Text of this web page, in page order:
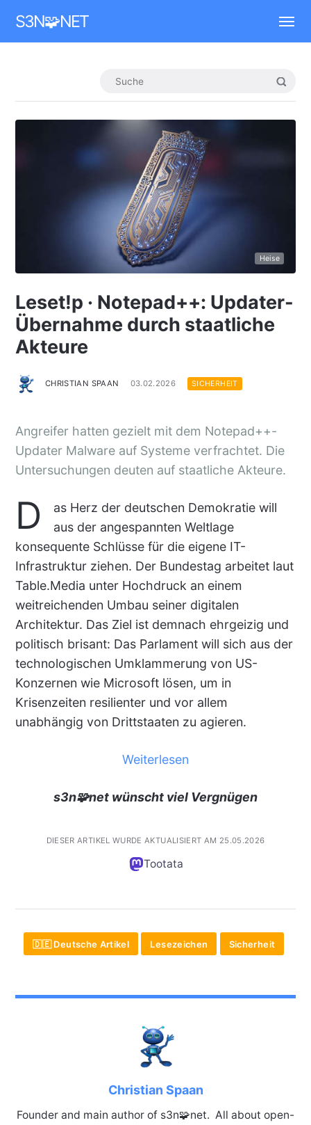
S3N🧩NET
Heise
Leset!p · Notepad++: Updater-
Übernahme durch staatliche
Akteure
CHRISTIAN SPAAN 03.02.2026 SICHERHEIT
Angreifer hatten gezielt mit dem Notepad++-
Updater Malware auf Systeme verfrachtet. Die
Untersuchungen deuten auf staatliche Akteure.
D
as Herz der deutschen Demokratie will
aus der angespannten Weltlage
konsequente Schlüsse für die eigene IT-
Infrastruktur ziehen. Der Bundestag arbeitet laut
Table.Media unter Hochdruck an einem
weitreichenden Umbau seiner digitalen
Architektur. Das Ziel ist demnach ehrgeizig und
politisch brisant: Das Parlament will sich aus der
technologischen Umklammerung von US-
Konzernen wie Microsoft lösen, um in
Krisenzeiten resilienter und vor allem
unabhängig von Drittstaaten zu agieren.
Weiterlesen
s3n🧩net wünscht viel Vergnügen
DIESER ARTIKEL WURDE AKTUALISIERT AM 25.05.2026
Tootata
🇩🇪 Deutsche Artikel Lesezeichen Sicherheit
Christian Spaan
Founder and main author of s3n🧩net. All about open-